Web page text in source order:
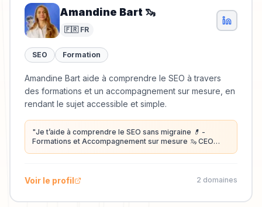
Amandine Bart 🦦
🇫🇷 FR
SEO Formation
Amandine Bart aide à comprendre le SEO à travers
des formations et un accompagnement sur mesure, en
rendant le sujet accessible et simple.
"Je t’aide à comprendre le SEO sans migraine 💊 -
Formations et Accompagnement sur mesure 🦦 CEO
Voir le profil 2 domaines